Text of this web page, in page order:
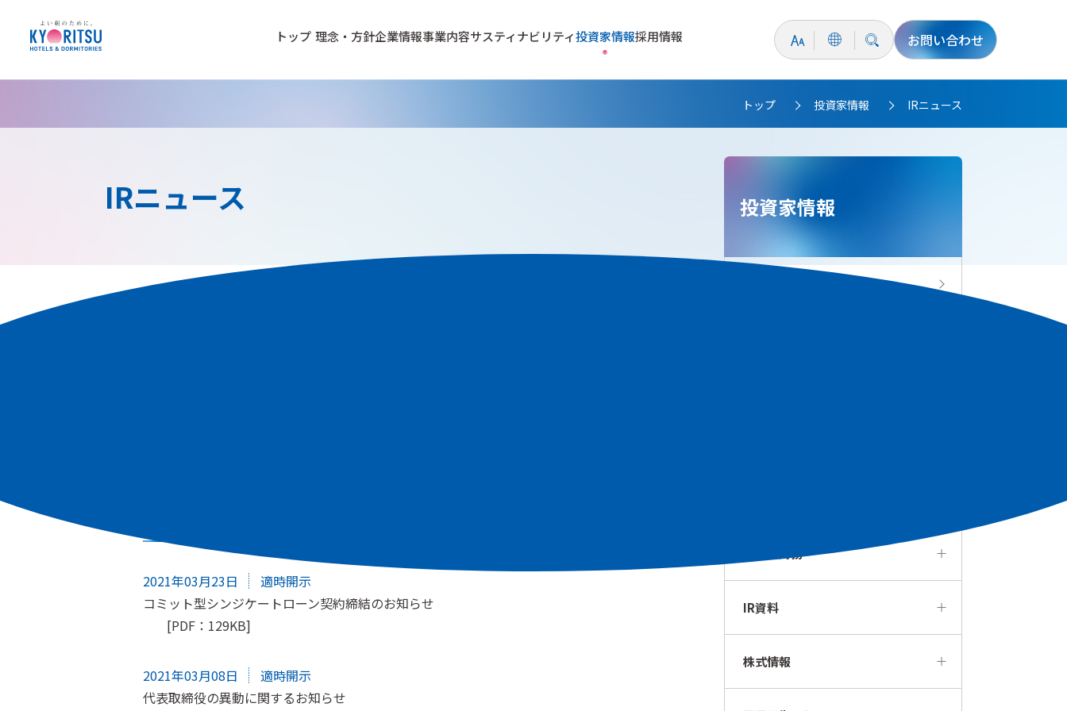
トップ 理念・方針企業情報事業内容サスティナビリティ投資家情報採用情報 お問い合わせ
トップ >
投資家情報 >
IRニュース
IRニュース
2021年03月23日
適時開示
コミット型シンジケートローン契約締結のお知らせ
[PDF：129KB]
2021年03月08日
適時開示
代表取締役の異動に関するお知らせ
投資家情報
業績・財務
IR資料
株式情報